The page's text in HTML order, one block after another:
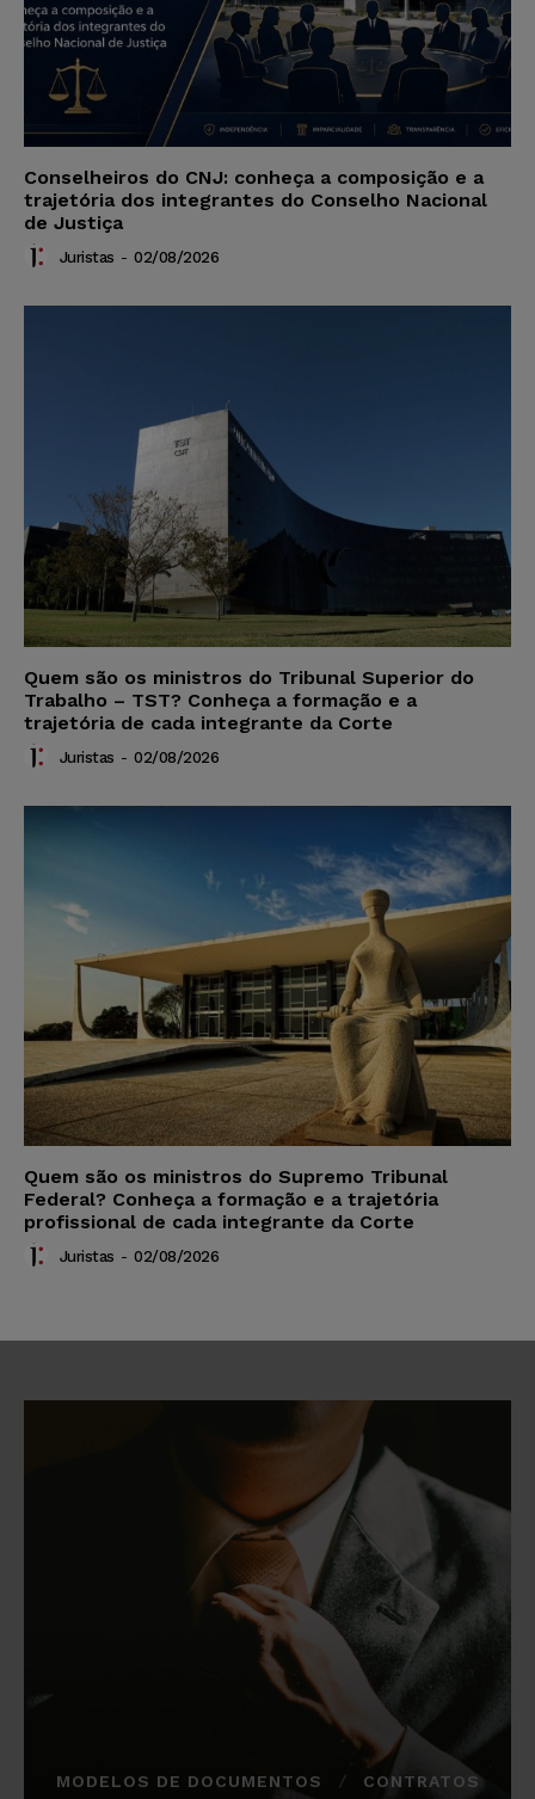
Conselheiros do CNJ: conheça a composição e a
trajetória dos integrantes do Conselho Nacional
de Justiça
Juristas - 02/08/2026
Quem são os ministros do Tribunal Superior do
Trabalho – TST? Conheça a formação e a
trajetória de cada integrante da Corte
Juristas - 02/08/2026
Quem são os ministros do Supremo Tribunal
Federal? Conheça a formação e a trajetória
profissional de cada integrante da Corte
Juristas - 02/08/2026